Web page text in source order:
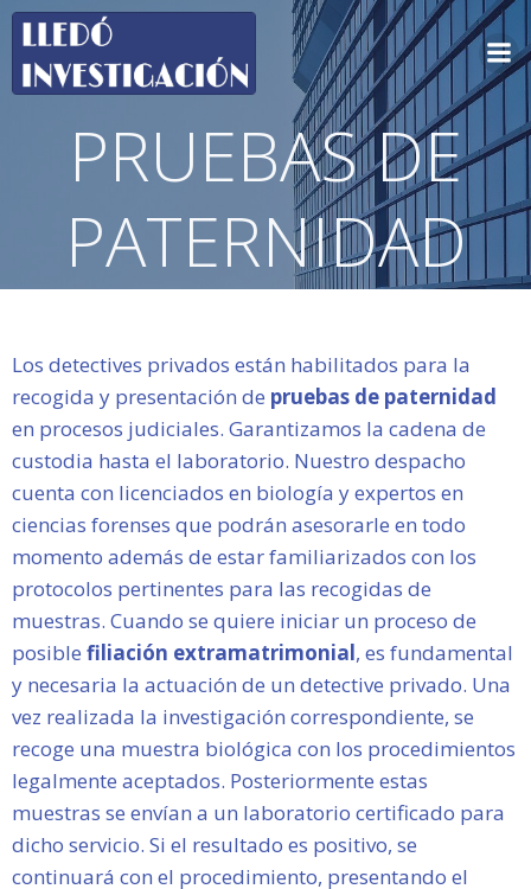
Saltar
contenido
PRUEBAS DE
PATERNIDAD
Los detectives privados están habilitados para la
recogida y presentación de pruebas de paternidad
en procesos judiciales. Garantizamos la cadena de
custodia hasta el laboratorio. Nuestro despacho
cuenta con licenciados en biología y expertos en
ciencias forenses que podrán asesorarle en todo
momento además de estar familiarizados con los
protocolos pertinentes para las recogidas de
muestras. Cuando se quiere iniciar un proceso de
posible filiación extramatrimonial, es fundamental
y necesaria la actuación de un detective privado. Una
vez realizada la investigación correspondiente, se
recoge una muestra biológica con los procedimientos
legalmente aceptados. Posteriormente estas
muestras se envían a un laboratorio certificado para
dicho servicio. Si el resultado es positivo, se
continuará con el procedimiento, presentando el